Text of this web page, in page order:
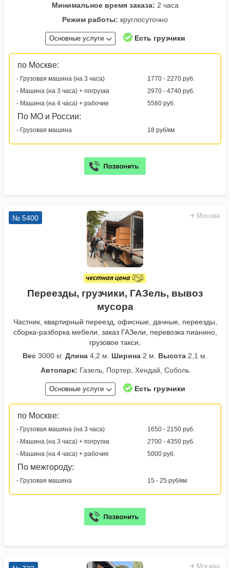
Минимальное время заказа: 2 часа
Режим работы: круглосуточно
Основные услуги Есть грузчики
по Москве:
- Грузовая машина (на 3 часа)
1770 - 2270 руб.
- Машина (на 3 часа) + погрузка
2970 - 4740 руб.
- Машина (на 4 часа) + рабочие
5560 руб.
По МО и России:
- Грузовая машина 18 руб/км
Москва
№ 5400
Переезды, грузчики, ГАЗель, вывоз
мусора
Частник, квартирный переезд, офисные, дачные, переезды,
сборка-разборка мебели, заказ ГАЗели, перевозка пианино,
грузовое такси,
Вес 3000 кг. Длина 4,2 м. Ширина 2 м. Высота 2,1 м.
Автопарк: Газель, Портер, Хендай, Соболь
Основные услуги Есть грузчики
по Москве:
- Грузовая машина (на 3 часа)
1650 - 2150 руб.
- Машина (на 3 часа) + погрузка
2700 - 4350 руб.
- Машина (на 4 часа) + рабочие
5000 руб.
По межгороду:
- Грузовая машина 15 - 25 руб/км
Москва